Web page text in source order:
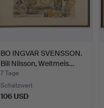
BO INGVAR SVENSSON.
Bill Nilsson, Weltmeis…
7 Tage
Schätzwert
106 USD